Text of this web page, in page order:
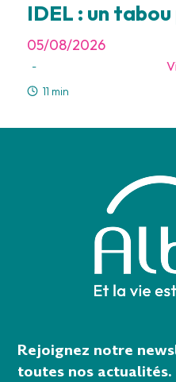
IDEL : un
05/08/2026
-
11 min
Rejoignez notre
toutes nos actualités.